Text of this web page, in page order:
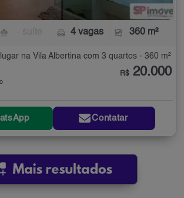
4 vagas 360 m²
na Vila Albertina com 3 quartos - 360 m²
R$ 20.000
Contatar